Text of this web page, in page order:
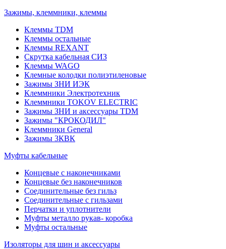
Зажимы, клеммники, клеммы
Клеммы TDM
Клеммы остальные
Клеммы REXANT
Скрутка кабельная СИЗ
Клеммы WAGO
Клемные колодки полиэтиленовые
Зажимы ЗНИ ИЭК
Клеммники Электротехник
Клеммники TOKOV ELECTRIC
Зажимы ЗНИ и аксессуары TDM
Зажимы "КРОКОДИЛ"
Клеммники General
Зажимы 3КВК
Муфты кабельные
Концевые с наконечниками
Концевые без наконечников
Соединительные без гильз
Соединительные с гильзами
Перчатки и уплотнители
Муфты металло рукав- коробка
Муфты остальные
Изоляторы для шин и аксессуары